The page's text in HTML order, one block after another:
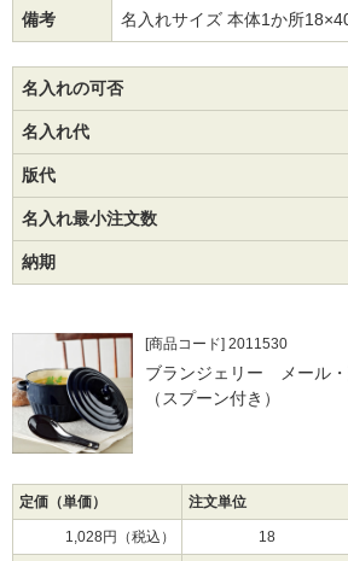
備考 名入れサイズ 本体1か所
名入れの可否
名入れ代
版代
名入れ最小注文数
納期
[商品コード] 2011530
ブランジェリー メール
（スプーン付き）
定価（単価） 注文単位
1,028円（税込） 18